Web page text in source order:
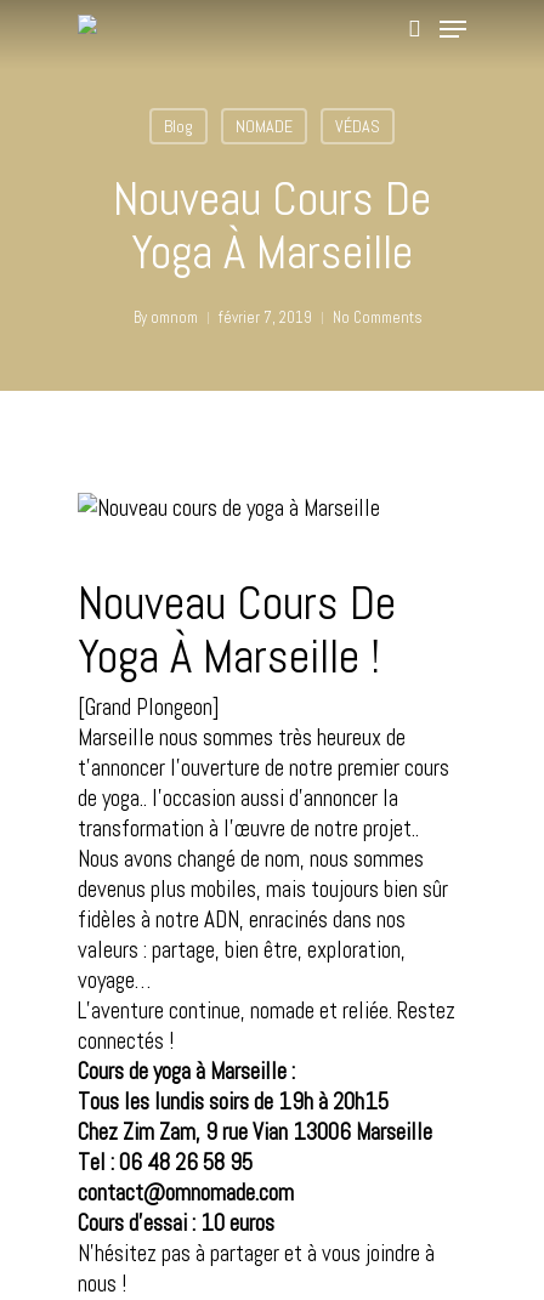
Hit enter to search or ESC to close
Blog NOMADE VÉDAS
Nouveau Cours De
Yoga À Marseille
By omnom février 7, 2019 No Comments
Nouveau Cours De
Yoga À Marseille !
[Grand Plongeon]
Marseille nous sommes très heureux de
t’annoncer l’ouverture de notre premier cours
de yoga.. l’occasion aussi d’annoncer la
transformation à l’œuvre de notre projet..
Nous avons changé de nom, nous sommes
devenus plus mobiles, mais toujours bien sûr
fidèles à notre ADN, enracinés dans nos
valeurs : partage, bien être, exploration,
voyage…
L’aventure continue, nomade et reliée. Restez
connectés !
Cours de yoga à Marseille :
Tous les lundis soirs de 19h à 20h15
Chez Zim Zam, 9 rue Vian 13006 Marseille
Tel : 06 48 26 58 95
contact@omnomade.com
Cours d’essai : 10 euros
N’hésitez pas à partager et à vous joindre à
nous !